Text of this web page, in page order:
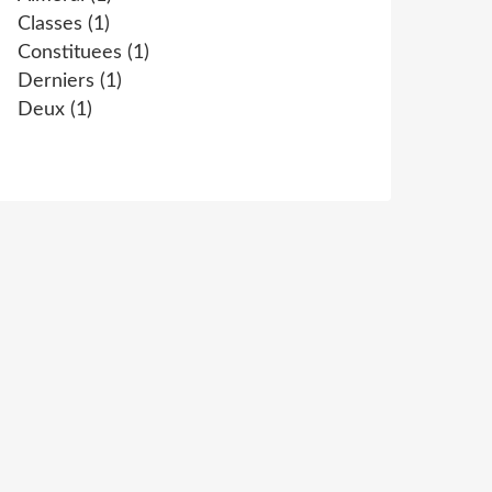
Classes (1)
Constituees (1)
Derniers (1)
Deux (1)